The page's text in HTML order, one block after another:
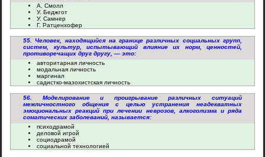
А. Смолл
У. Беджгот
У. Самнер
Г. Ратценхофер
55. Человек, находящийся на границе различных социальных групп,
систем, культур, испытывающий влияние их норм, ценностей,
противоречащих друг другу, — это:
авторитарная личность
модальная личность
маргинал
садистко-мазохистская личность
56. Моделирование и проигрывание различных ситуаций
межличностного общения с целью устранения неадекватных
эмоциональных реакций при лечении неврозов, алкоголизма и ряда
соматических заболеваний, называется:
психодрамой
деловой игрой
социодрамой
социальной технологией